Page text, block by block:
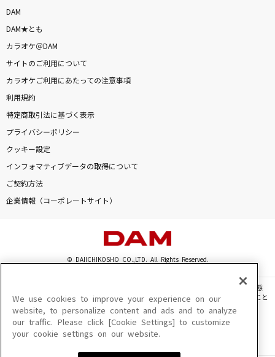
DAM
DAM★とも
カラオケ＠DAM
サイトのご利用について
カラオケご利用にあたっての注意事項
利用規約
特定商取引法に基づく表示
プライバシーポリシー
クッキー設定
インフォマティブデータの取得について
ご契約方法
企業情報（コーポレートサイト）
© DAIICHIKOSHO CO.,LTD. All Rights Reserved.
このサイトに掲載されている一切の文章・画像・写真・動画・音声等を、手段や形態
を問わず、著作権法の定める範囲を超えて無断で複製、転載、ファイル化などすること
を禁じます。
楽曲及びコンテンツは、機種によりご利用いただけない場合があります。
楽曲及びコンテンツの配信日、配信内容が変更になる場合があります。
We use cookies to improve your experience on our
website, to personalize content and ads and to analyze
our traffic. Please click [Cookie Settings] to customize
your cookie settings on our website.